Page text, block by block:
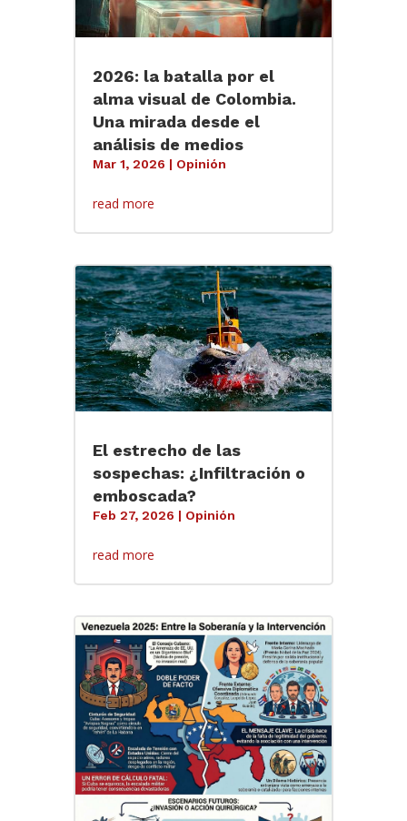
2026: la batalla por el
alma visual de Colombia.
Una mirada desde el
análisis de medios
Mar 1, 2026 | Opinión
read more
El estrecho de las
sospechas: ¿Infiltración o
emboscada?
Feb 27, 2026 | Opinión
read more